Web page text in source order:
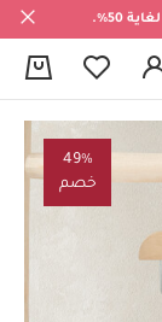
50%.
49%
خصم